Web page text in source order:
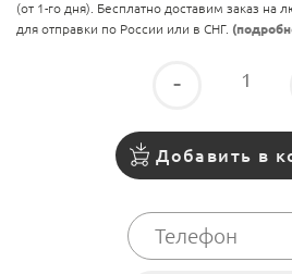
(от 1-го дня). Бесплатно доставим заказ
для отправки по России или в СНГ.
-
Добавить в